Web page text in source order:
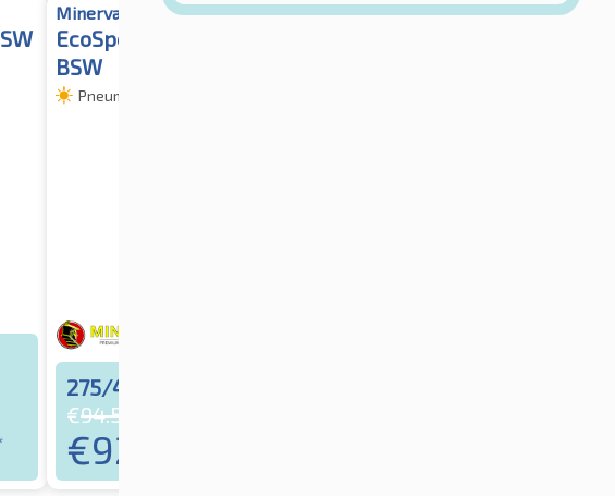
Minerva
EcoSpeed2 SUV SUV XL
BSW
Pneumatici estivi
275/45R20 110Y
€94.59
€92.68
Greentrac